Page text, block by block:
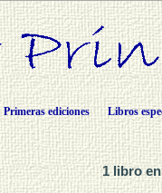
Primeras ediciones Libros
1 libro